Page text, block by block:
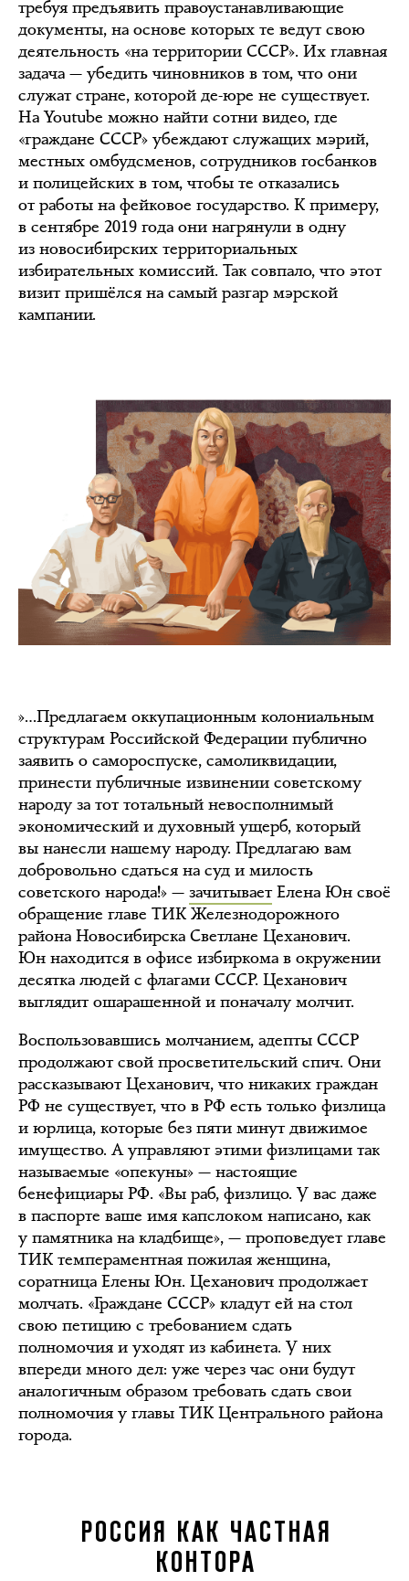
требуя предъявить правоустанавливающие
документы, на основе которых те ведут свою
деятельность «на территории СССР». Их главная
задача — убедить чиновников в том, что они
служат стране, которой де-юре не существует.
На Youtube можно найти сотни видео, где
«граждане СССР» убеждают служащих мэрий,
местных омбудсменов, сотрудников госбанков
и полицейских в том, чтобы те отказались
от работы на фейковое государство. К примеру,
в сентябре 2019 года они нагрянули в одну
из новосибирских территориальных
избирательных комиссий. Так совпало, что этот
визит пришёлся на самый разгар мэрской
кампании.
»…Предлагаем оккупационным колониальным
структурам Российской Федерации публично
заявить о самороспуске, самоликвидации,
принести публичные извинении советскому
народу за тот тотальный невосполнимый
экономический и духовный ущерб, который
вы нанесли нашему народу. Предлагаю вам
добровольно сдаться на суд и милость
советского народа!» — зачитываетЕлена Юн своё
обращение главе ТИК Железнодорожного
района Новосибирска Светлане Цеханович.
Юн находится в офисе избиркома в окружении
десятка людей с флагами СССР. Цеханович
выглядит ошарашенной и поначалу молчит.
Воспользовавшись молчанием, адепты СССР
продолжают свой просветительский спич. Они
рассказывают Цеханович, что никаких граждан
РФ не существует, что в РФ есть только физлица
и юрлица, которые без пяти минут движимое
имущество. А управляют этими физлицами так
называемые «опекуны» — настоящие
бенефициары РФ. «Вы раб, физлицо. У вас даже
в паспорте ваше имя капслоком написано, как
у памятника на кладбище», — проповедует главе
ТИК темпераментная пожилая женщина,
соратница Елены Юн. Цеханович продолжает
молчать. «Граждане СССР» кладут ей на стол
свою петицию с требованием сдать
полномочия и уходят из кабинета. У них
впереди много дел: уже через час они будут
аналогичным образом требовать сдать свои
полномочия у главы ТИК Центрального района
города.
РОССИЯ КАК ЧАСТНАЯ
КОНТОРА